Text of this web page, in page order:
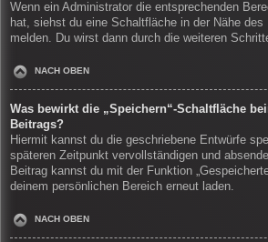
Wenn ein Administrator die entsprechenden
hat, siehst du eine Schaltfläche in der Nähe
melden. Du wirst dann durch die weiteren
NACH OBEN
Was bewirkt die „Speichern“-Schaltfläche
Beitrags?
Hiermit kannst du die geschriebene Entwürfe
späteren Zeitpunkt vervollständigen und
Beitrag kannst du mit der Funktion
deinem persönlichen Bereich erneut laden.
NACH OBEN